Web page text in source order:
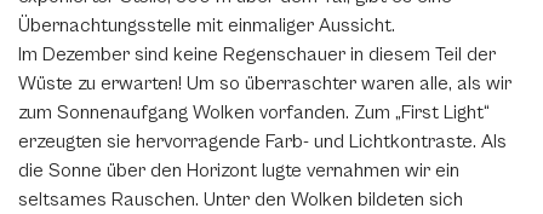
Übernachtungsstelle mit einmaliger Aussicht.
Im Dezember sind keine Regenschauer in diesem Teil der
Wüste zu erwarten! Um so überraschter waren alle, als wir
zum Sonnenaufgang Wolken vorfanden. Zum „First Light“
erzeugten sie hervorragende Farb- und Lichtkontraste. Als
die Sonne über den Horizont lugte vernahmen wir ein
seltsames Rauschen. Unter den Wolken bildeten sich